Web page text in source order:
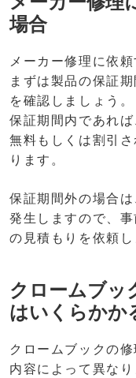
場合
メーカー修理に依頼
まずは製品の保証
を確認しましょう。
保証期間内であれ
無料もしくは割引
ります。
保証期間外の場合
発生しますので、
の見積もりを依頼し
クロームブッ
はいくらかか
クロームブックの
内容によって異なり